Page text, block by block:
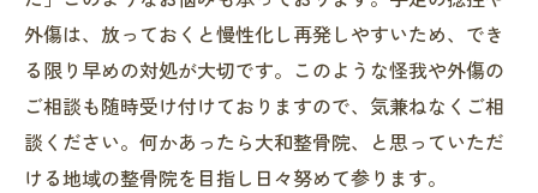
外傷は、放っておくと慢性化し再発しやすいため、でき
る限り早めの対処が大切です。このような怪我や外傷の
ご相談も随時受け付けておりますので、気兼ねなくご相
談ください。何かあったら大和整骨院、と思っていただ
ける地域の整骨院を目指し日々努めて参ります。